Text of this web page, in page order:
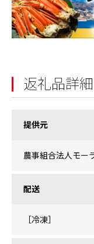
返礼品詳細
提供元
農事組合法人モー
配送
［冷凍］